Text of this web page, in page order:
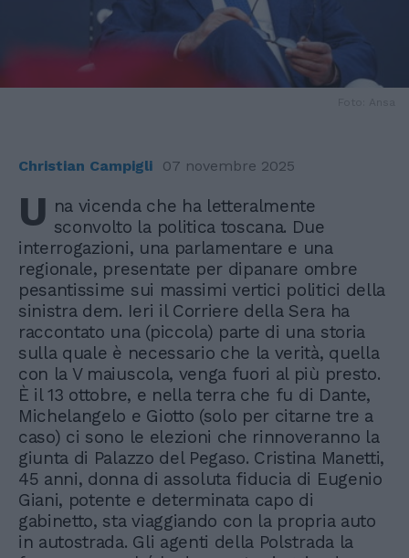
Christian Campigli 07 novembre 2025
U na vicenda che ha letteralmente
sconvolto la politica toscana. Due
interrogazioni, una parlamentare e una
regionale, presentate per dipanare ombre
pesantissime sui massimi vertici politici della
sinistra dem. Ieri il Corriere della Sera ha
raccontato una (piccola) parte di una storia
sulla quale è necessario che la verità, quella
con la V maiuscola, venga fuori al più presto.
È il 13 ottobre, e nella terra che fu di Dante,
Michelangelo e Giotto (solo per citarne tre a
caso) ci sono le elezioni che rinnoveranno la
giunta di Palazzo del Pegaso. Cristina Manetti,
45 anni, donna di assoluta fiducia di Eugenio
Giani, potente e determinata capo di
gabinetto, sta viaggiando con la propria auto
in autostrada. Gli agenti della Polstrada la